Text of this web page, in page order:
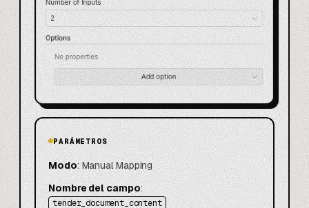
PARÁMETROS
Modo: Manual Mapping
Nombre del campo:
tender_document_content